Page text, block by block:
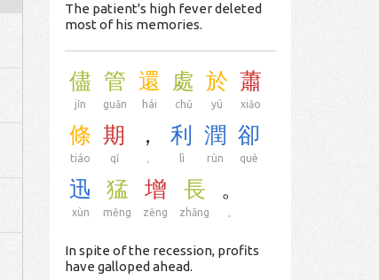
The patient's high fever deleted
most of his memories.
儘
jǐn
管
guǎn
還
hái
處
chǔ
於
yú
蕭
xiāo
條
tiáo
期
qī
，
，
利
lì
潤
rùn
卻
què
迅
xùn
猛
měng
增
zēng
長
zhǎng
。
In spite of the recession, profits
have galloped ahead.